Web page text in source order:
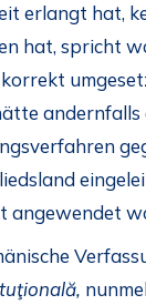
erlangt hat,
hat, spricht
andernfalls
angewendet